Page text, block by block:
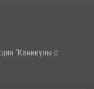
"Каникулы с